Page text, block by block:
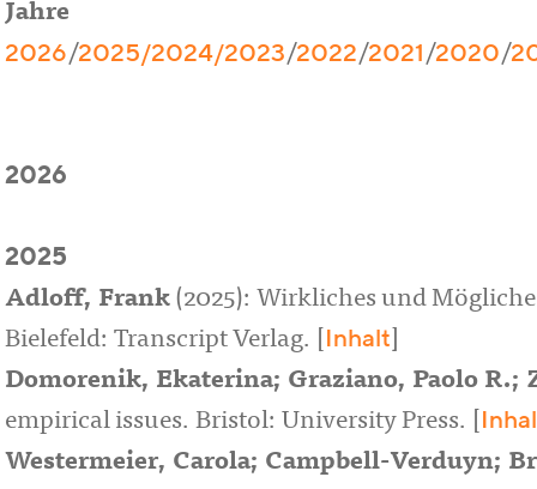
Jahre
2026/2025/2024/2023/2022/2021/2020/
2026
2025
Adloff, Frank (2025): Wirkliches und
Bielefeld: Transcript Verlag. [ Inhalt
Domorenik, Ekaterina; Graziano, Paolo
empirical issues. Bristol: University Press. [
Westermeier, Carola; Campbell-Verduyn;